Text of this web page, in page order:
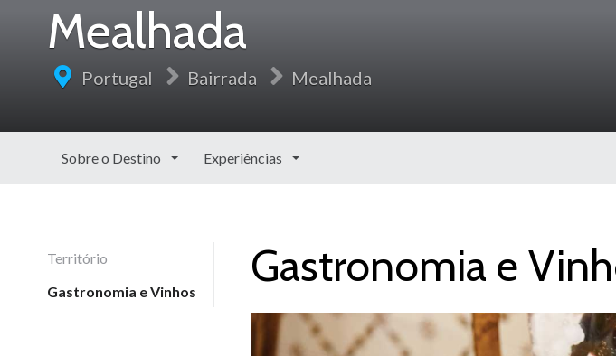
Mealhada
Portugal Bairrada Mealhada
Sobre o Destino Experiências
Território
Gastronomia e Vinhos
Gastronomia e